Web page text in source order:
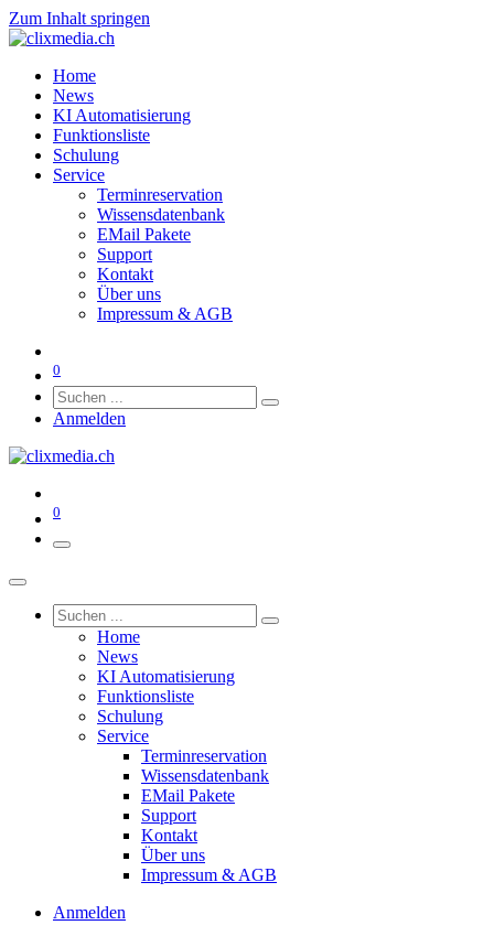
Zum Inhalt springen
Home
News
KI Automatisierung
Funktionsliste
Schulung
Service
Terminreservation
Wissensdatenbank
EMail Pakete
Support
Kontakt
Über uns
Impressum & AGB
0
Anmelden
0
Home
News
KI Automatisierung
Funktionsliste
Schulung
Service
Terminreservation
Wissensdatenbank
EMail Pakete
Support
Kontakt
Über uns
Impressum & AGB
Anmelden